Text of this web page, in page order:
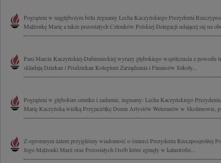
Pogrążeni w najgłębszym bólu żegnamy Lecha Kaczyńskiego Prezydenta
Małżonkę Marię a także pozostałych Członków Polskiej Delegacji udającej się na
Pani Marcie Kaczyńskiej-Dubienieckiej wyrazy głębokiego współczucia z powodu
składają Dziekan i Prodziekan Kolegium Zarządzania i Finansów Szkoły...
Pogrążeni w głębokim smutku i zadumie, żegnamy: Lecha Kaczyńskiego
Marię Kaczyńską wielką Przyjaciółkę Domu Artystów Weteranów w Skolimowie,
Z ogromnym żalem przyjęliśmy wiadomość o śmierci Prezydenta Rzeczpospolitej
Jego Małżonki Marii oraz Pozostałych Osób które zginęły w katastrofie...